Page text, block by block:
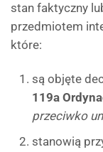
stan faktyczny
przedmiotem
które:
są objęte
119a
przeciwko
stanowią